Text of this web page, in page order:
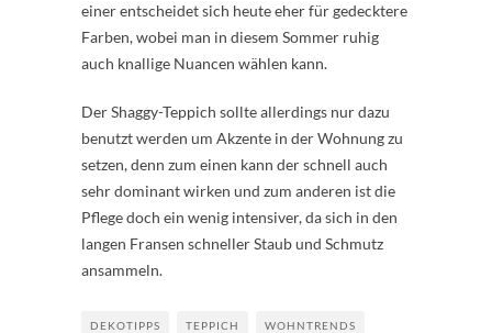
einer entscheidet sich heute eher für gedecktere
Farben, wobei man in diesem Sommer ruhig
auch knallige Nuancen wählen kann.
Der Shaggy-Teppich sollte allerdings nur dazu
benutzt werden um Akzente in der Wohnung zu
setzen, denn zum einen kann der schnell auch
sehr dominant wirken und zum anderen ist die
Pflege doch ein wenig intensiver, da sich in den
langen Fransen schneller Staub und Schmutz
ansammeln.
DEKOTIPPS TEPPICH WOHNTRENDS